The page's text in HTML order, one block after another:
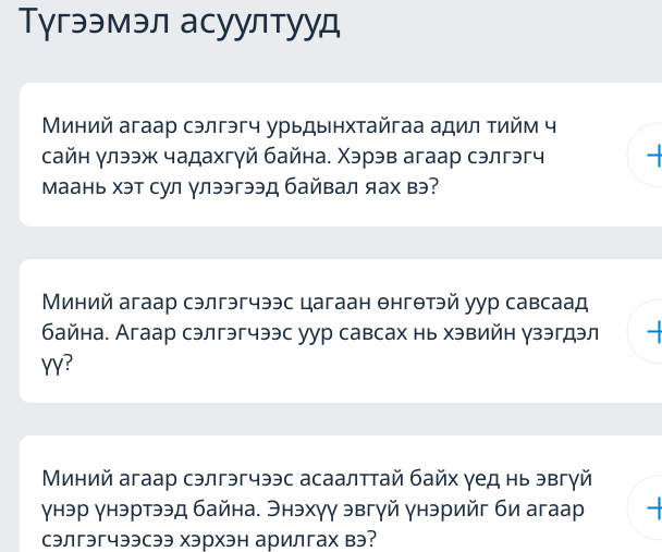
Түгээмэл асуултууд
Миний агаар сэлгэгч урьдынхтайгаа адил тийм ч
сайн үлээж чадахгүй байна. Хэрэв агаар сэлгэгч
маань хэт сул үлээгээд байвал яах вэ?
Миний агаар сэлгэгчээс цагаан өнгөтэй уур савсаад
байна. Агаар сэлгэгчээс уур савсах нь хэвийн үзэгдэл
үү?
Миний агаар сэлгэгчээс асаалттай байх үед нь эвгүй
үнэр үнэртээд байна. Энэхүү эвгүй үнэрийг би агаар
сэлгэгчээсээ хэрхэн арилгах вэ?